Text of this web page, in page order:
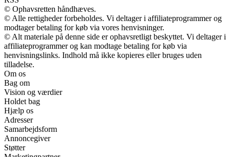
© Ophavsretten håndhæves.
© Alle rettigheder forbeholdes. Vi deltager i affiliateprogrammer og
modtager betaling for køb via vores henvisninger.
© Alt materiale på denne side er ophavsretligt beskyttet. Vi deltager i
affiliateprogrammer og kan modtage betaling for køb via
henvisningslinks. Indhold må ikke kopieres eller bruges uden
tilladelse.
Om os
Bag om
Vision og værdier
Holdet bag
Hjælp os
Adresser
Samarbejdsform
Annoncegiver
Støtter